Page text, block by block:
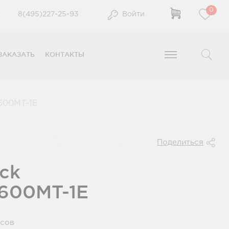
8(495)227-25-93 Войти
0
КОНТАКТЫ
Поделиться
1E